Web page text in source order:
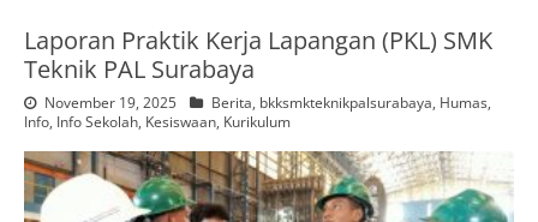
Laporan Praktik Kerja Lapangan (PKL) SMK
Teknik PAL Surabaya
November 19, 2025 Berita, bkksmkteknikpalsurabaya, Humas,
Info, Info Sekolah, Kesiswaan, Kurikulum